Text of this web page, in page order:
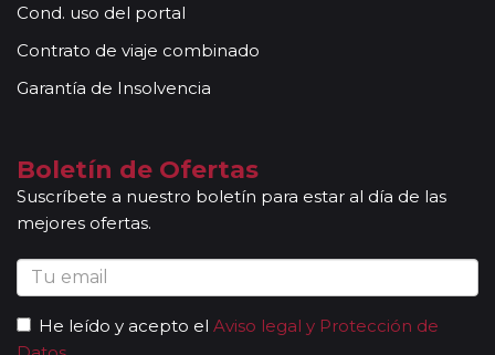
Cond. uso del portal
Contrato de viaje combinado
Garantía de Insolvencia
Boletín de Ofertas
Suscríbete a nuestro boletín para estar al día de las
mejores ofertas.
He leído y acepto el Aviso legal y Protección de